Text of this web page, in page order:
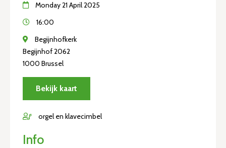
Monday 21 April 2025
16:00
Begijnhofkerk
Begijnhof 2062
1000 Brussel
Bekijk kaart
orgel en klavecimbel
Info